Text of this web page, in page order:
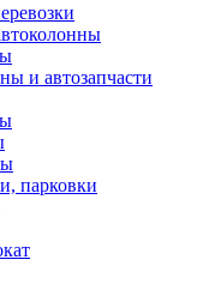
и автозапчасти
парковки